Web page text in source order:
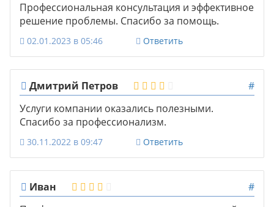
Профессиональная консультация и эффективное
решение проблемы. Спасибо за помощь.
02.01.2023 в 05:46 Ответить
Дмитрий Петров
#
Услуги компании оказались полезными.
Спасибо за профессионализм.
30.11.2022 в 09:47 Ответить
Иван
#